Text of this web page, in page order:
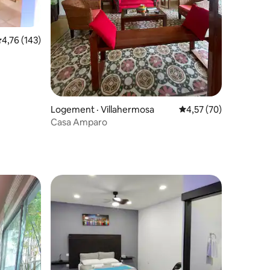
moyenne de 4,76 sur 5, 143 commentaires
4,76 (143)
Logement · Villahermosa Note moyenne de
4,57 (70)
Casa Amparo